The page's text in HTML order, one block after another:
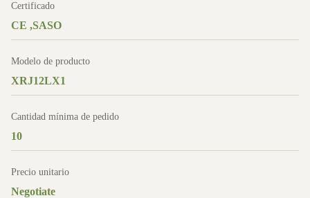
Certificado
CE ,SASO
Modelo de producto
XRJ12LX1
Cantidad mínima de pedido
10
Precio unitario
Negotiate